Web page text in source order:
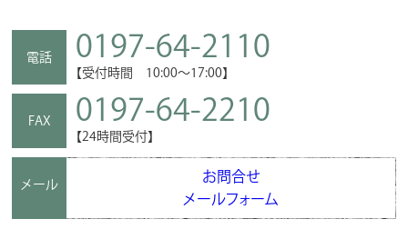
電話 0197-64-2110
【受付時間 10:00～17:00】
FAX 0197-64-2210
【24時間受付】
メール
お問合せ
メールフォーム